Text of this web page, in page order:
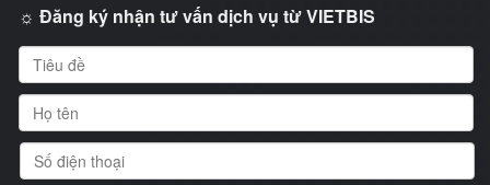
☼ Đăng ký nhận tư vấn dịch vụ từ VIETBIS